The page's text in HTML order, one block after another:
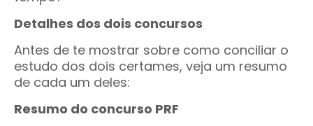
Detalhes dos dois concursos
Antes de te mostrar sobre como conciliar o
estudo dos dois certames, veja um resumo
de cada um deles:
Resumo do concurso PRF